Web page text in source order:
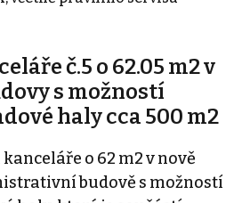
č.5 o 62.05 m2 v
s možností
haly cca 500 m2
o 62 m2 v nově
budově s možností